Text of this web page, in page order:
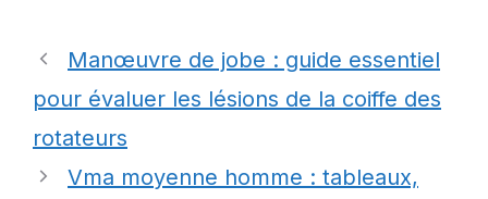
Manœuvre de jobe : guide essentiel
pour évaluer les lésions de la coiffe des
rotateurs
Vma moyenne homme : tableaux,